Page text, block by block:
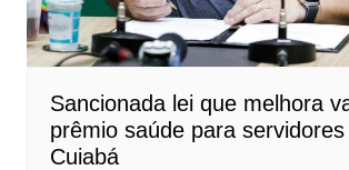
Sancionada lei que melhora
prêmio saúde para servidores
Cuiabá